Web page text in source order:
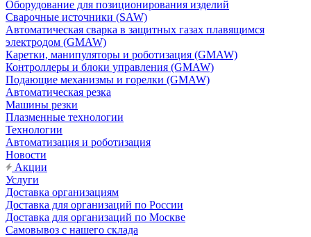
Оборудование для позиционирования изделий
Сварочные источники (SAW)
Автоматическая сварка в защитных газах плавящимся
электродом (GMAW)
Каретки, манипуляторы и роботизация (GMAW)
Контроллеры и блоки управления (GMAW)
Подающие механизмы и горелки (GMAW)
Автоматическая резка
Машины резки
Плазменные технологии
Технологии
Автоматизация и роботизация
Новости
Акции
Услуги
Доставка организациям
Доставка для организаций по России
Доставка для организаций по Москве
Самовывоз с нашего склада